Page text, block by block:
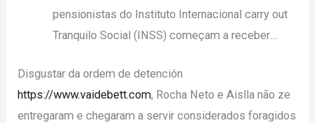
pensionistas do Instituto Internacional carry out
Tranquilo Social (INSS) começam a receber…
Disgustar da ordem de detención
https://www.vaidebett.com, Rocha Neto e Aislla não ze
entregaram e chegaram a servir considerados foragidos